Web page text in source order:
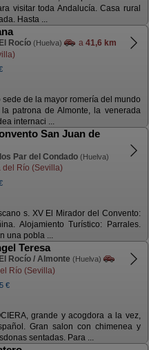
visitar toda Andalucía. Casa rural
Hasta ...
El Rocío (Huelva) a 41,6 km
de la mayor romería del mundo
patrona de Almonte, la venerada
internaci ...
San Juan de
Par del Condado (Huelva)
del Río (Sevilla)
s. XV El Mirador del Convento:
Alojamiento Turístico: Parrales.
una pobla ...
Teresa
El Rocío / Almonte (Huelva)
Río (Sevilla)
€
grande y acogdora a la vez,
Gran salon con chimenea y
sentadas. Para ...